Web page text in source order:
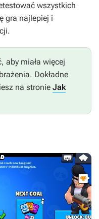
wszystkich
gra najlepiej i
aby miała więcej
Dokładne
na stronie Jak